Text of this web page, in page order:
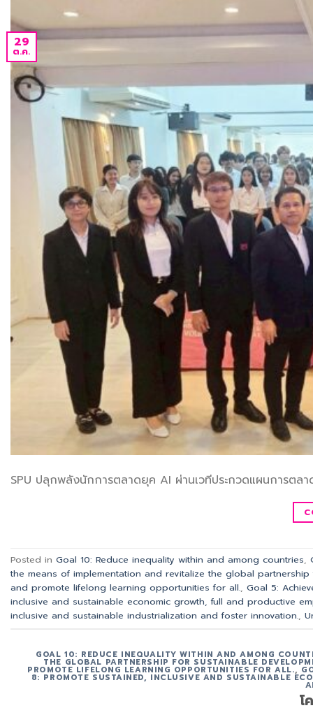
29
ต.ค.
SPU ปลุกพลังนักการตลาดยุค AI ผ่านเวทีประกวดแผนการตล
Posted in Goal 10: Reduce inequality within and among countries,
the means of implementation and revitalize the global
and promote lifelong learning opportunities for all., Goal 5:
inclusive and sustainable economic growth, full and productive
inclusive and sustainable industrialization and foster innovation.,
GOAL 10: REDUCE INEQUALITY WITHIN AND AMONG
THE GLOBAL PARTNERSHIP FOR SUSTAINABLE
PROMOTE LIFELONG LEARNING OPPORTUNITIES FOR ALL.,
8: PROMOTE SUSTAINED, INCLUSIVE AND SUSTAINABLE
โ